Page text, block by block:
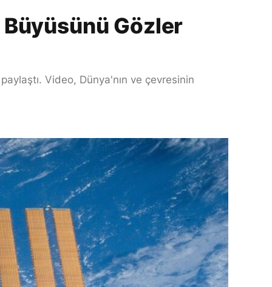
Büyüsünü Gözler
Video, Dünya'nın ve çevresinin